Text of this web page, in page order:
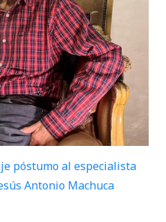
póstumo al especialista
Antonio Machuca